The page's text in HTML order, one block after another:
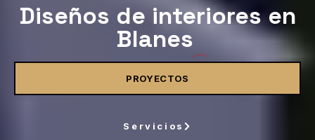
Diseños de interiores en
Blanes
PROYECTOS
Servicios